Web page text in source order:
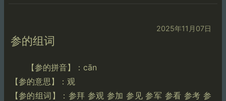
2025年11月07日
参的组词
【参的拼音】：cān
【参的意思】：观
【参的组词】：参拜 参观 参加 参见 参军 参看 参考 参